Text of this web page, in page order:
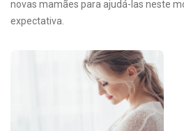
novas mamães para ajudá-las neste
expectativa.